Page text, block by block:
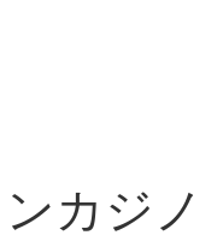
カジノ